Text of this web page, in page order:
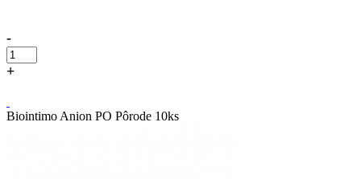
-
+
Biointimo Anion PO Pôrode 10ks